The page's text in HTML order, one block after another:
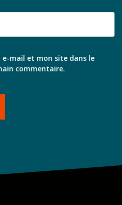
mail et mon site dans le
commentaire.